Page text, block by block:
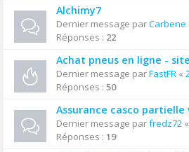
Alchimy7
Dernier message parCarbene
Réponses : 22
Achat pneus en ligne -
Dernier message parFastFR «
Réponses : 50
Assurance casco
Dernier message parfredz72 «
Réponses : 19